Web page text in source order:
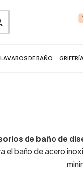
LAVABOS DE BAÑO
de baño de
el baño de acero